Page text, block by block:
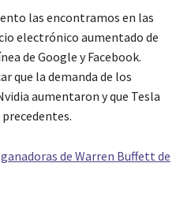
las encontramos en las
electrónico aumentado de
de Google y Facebook.
que la demanda de los
aumentaron y que Tesla
precedentes.
de Warren Buffett de